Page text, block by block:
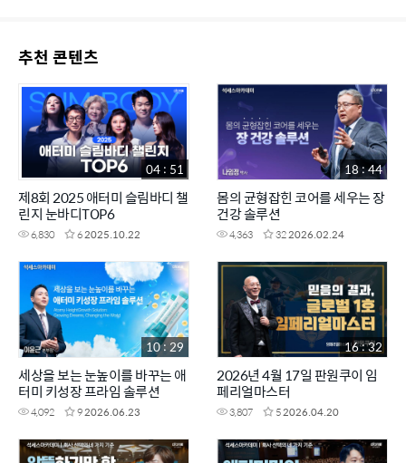
추천 콘텐츠
제8회 2025 애터미 슬림바디 챌
린지 눈바디TOP6
6,830 62025.10.22
04 : 51
몸의 균형잡힌 코어를 세우는 장
건강 솔루션
4,363 322026.02.24
18 : 44
세상을 보는 눈높이를 바꾸는 애
터미 키성장 프라임 솔루션
4,092 92026.06.23
10 : 29
2026년 4월 17일 판원쿠이 임
페리얼마스터
3,807 52026.04.20
16 : 32